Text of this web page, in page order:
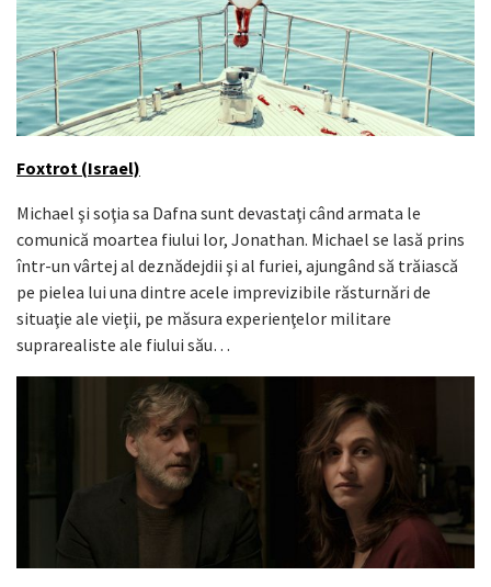
Foxtrot (Israel)
Michael şi soţia sa Dafna sunt devastaţi când armata le
comunică moartea fiului lor, Jonathan. Michael se lasă prins
într-un vârtej al deznădejdii şi al furiei, ajungând să trăiască
pe pielea lui una dintre acele imprevizibile răsturnări de
situaţie ale vieţii, pe măsura experienţelor militare
suprarealiste ale fiului său…